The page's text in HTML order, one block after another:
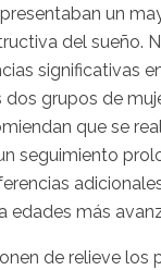
un
del sueño.
significativas
dos grupos de
que se
seguimiento
a edades más
de relieve los